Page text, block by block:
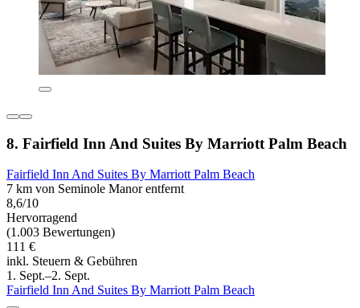
8. Fairfield Inn And Suites By Marriott Palm Beach
Fairfield Inn And Suites By Marriott Palm Beach
7 km von Seminole Manor entfernt
8,6/10
Hervorragend
(1.003 Bewertungen)
111 €
inkl. Steuern & Gebühren
1. Sept.–2. Sept.
Fairfield Inn And Suites By Marriott Palm Beach